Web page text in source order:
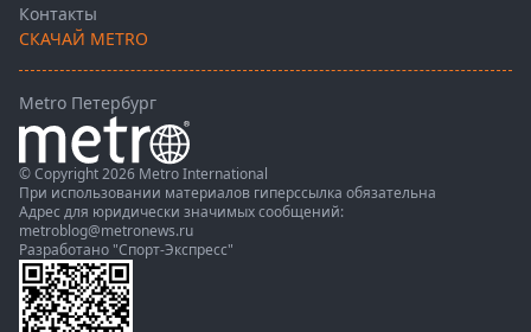
Контакты
СКАЧАЙ METRO
Metro Петербург
© Copyright 2026 Metro International
При использовании материалов гиперссылка обязательна
Адрес для юридически значимых сообщений:
metroblog@metronews.ru
Разработано "Спорт-Экспресс"